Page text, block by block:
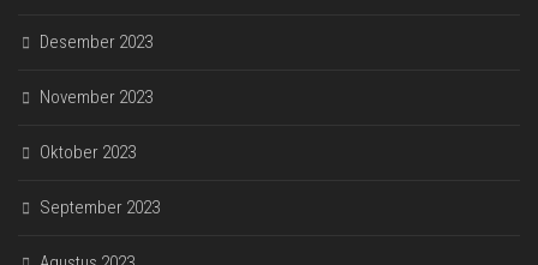
Desember 2023
November 2023
Oktober 2023
September 2023